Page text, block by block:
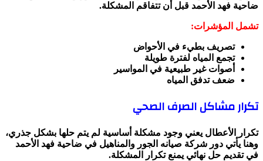
ضاحية فهد الأحمد قبل أن تتفاقم المشكلة.
تشمل المؤشرات:
تصريف بطيء في الأحواض
تجمع المياه لفترة طويلة
أصوات غير طبيعية في المواسير
ضعف تدفق المياه
تكرار مشاكل الصرف الصحي
تكرار الأعطال يعني وجود مشكلة أساسية لم يتم حلها بشكل جذري،
وهنا يأتي دور شركة صيانه الجور والمناهيل في ضاحية فهد الأحمد
في تقديم حل نهائي يمنع تكرار المشكلة.